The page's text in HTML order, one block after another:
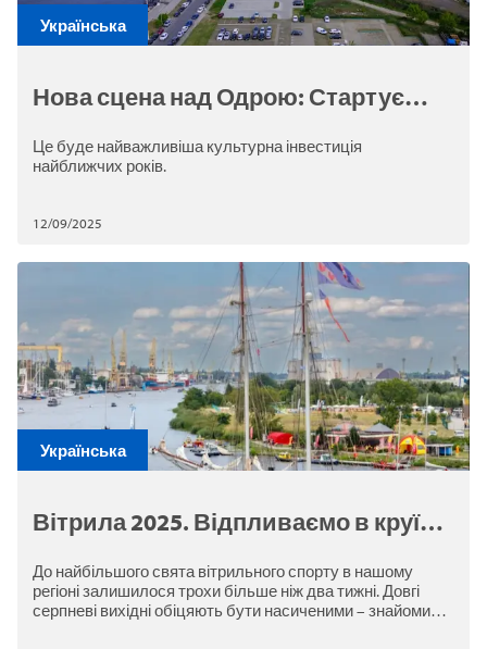
Українська
Нова сцена над Одрою: Стартує
у Щецині
Це буде найважливіша культурна інвестиція
найближчих років.
12/09/2025
Українська
Вітрила 2025. Відпливаємо в круїз
До найбільшого свята вітрильного спорту в нашому
регіоні залишилося трохи більше ніж два тижні. Довгі
серпневі вихідні обіцяють бути насиченими – знайомимо